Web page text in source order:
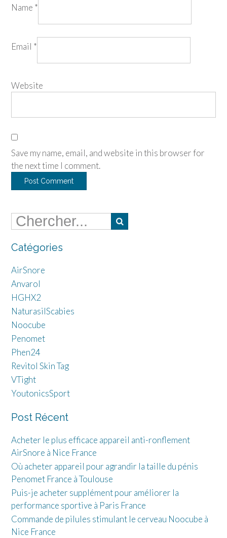
Name *
Email *
Website
Save my name, email, and website in this browser for
the next time I comment.
Catégories
AirSnore
Anvarol
HGHX2
NaturasilScabies
Noocube
Penomet
Phen24
Revitol Skin Tag
VTight
YoutonicsSport
Post Récent
Acheter le plus efficace appareil anti-ronflement
AirSnore à Nice France
Où acheter appareil pour agrandir la taille du pénis
Penomet France à Toulouse
Puis-je acheter supplément pour améliorer la
performance sportive à Paris France
Commande de pilules stimulant le cerveau Noocube à
Nice France